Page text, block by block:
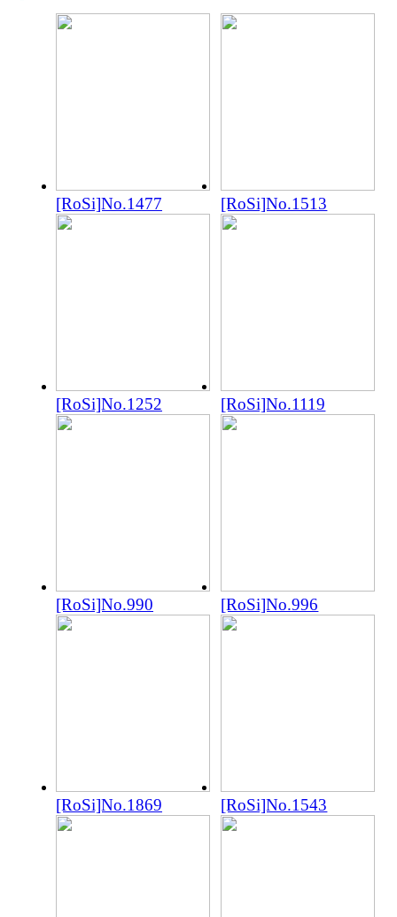
[RoSi]No.1477 [RoSi]No.1513
[RoSi]No.1252 [RoSi]No.1119
[RoSi]No.990 [RoSi]No.996
[RoSi]No.1869 [RoSi]No.1543